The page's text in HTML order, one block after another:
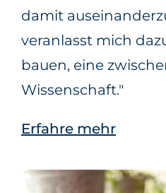
damit
veranlasst mich
bauen, eine
Wissenschaft."
Erfahre mehr